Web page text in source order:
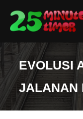
content
EVOLUSI
JALANAN